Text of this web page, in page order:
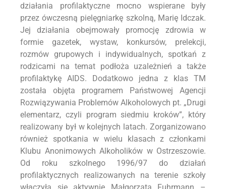
działania profilaktyczne mocno wspierane były
przez ówczesną pielęgniarkę szkolną, Marię Idczak.
Jej działania obejmowały promocję zdrowia w
formie gazetek, wystaw, konkursów, prelekcji,
rozmów grupowych i indywidualnych, spotkań z
rodzicami na temat podłoża uzależnień a także
profilaktykę AIDS. Dodatkowo jedna z klas TM
została objęta programem Państwowej Agencji
Rozwiązywania Problemów Alkoholowych pt. „Drugi
elementarz, czyli program siedmiu kroków”, który
realizowany był w kolejnych latach. Zorganizowano
również spotkania w wielu klasach z członkami
Klubu Anonimowych Alkoholików w Ostrzeszowie.
Od roku szkolnego 1996/97 do działań
profilaktycznych realizowanych na terenie szkoły
włączyła się aktywnie Małgorzata Fuhrmann –